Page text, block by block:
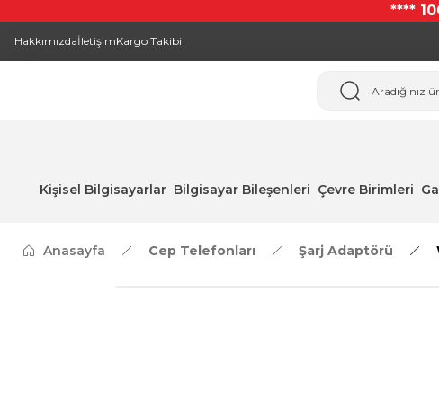
****
HakkımızdaİletişimKargo Takibi
Kişisel Bilgisayarlar Bilgisayar Bileşenleri Çevre Birimleri
Anasayfa Cep Telefonları Şarj Adaptörü